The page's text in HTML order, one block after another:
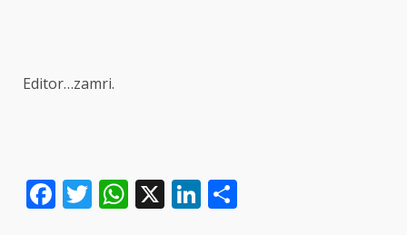
Editor…zamri.
Facebook
Twitter
WhatsApp
X LinkedIn